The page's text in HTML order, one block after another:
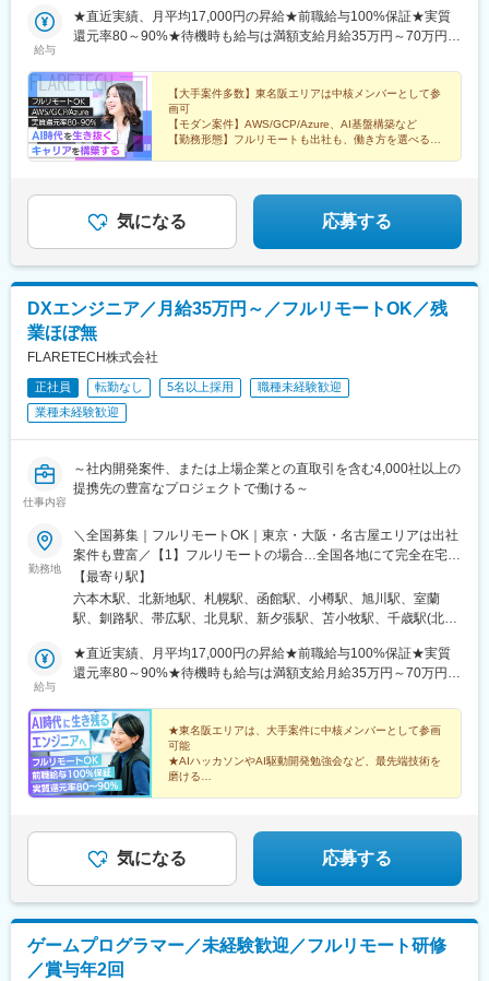
田駅(地下鉄)、茨木駅、京都駅、宇治駅(奈良線)、亀岡駅、奈良
駅、天理駅、和歌山駅、姫路駅、西宮駅(ＪＲ線)、尼崎駅(東海道
本線)、明石駅、神戸駅(兵庫県)、宝塚駅、伊丹駅(阪急線)、芦屋駅
市駅、岡山駅、津山駅、広島駅、福山駅、呉駅、西条駅(広島県)、
尾道駅、下関駅、山口駅(山口県)、宇部駅、鳥取駅、米子駅、境港
駅、松江駅、出雲市駅、高知駅、古津賀駅、ＪＲ松山駅前駅、今
治駅、宇和島駅、高松駅(香川県)、丸亀駅、徳島駅、阿南駅、鳴門
駅、久留米駅、小倉駅(福岡県)、大牟田駅、筑紫駅、天神駅、大分
鹿児島駅、熊本駅、佐賀駅、長崎駅(長崎県)、佐世保駅、那覇空港
駅(鉄道)、秋葉原駅、高田馬場駅、綾瀬駅、豊田駅、溝の口駅、な
んば駅(地下鉄)、心斎橋駅、天王寺駅、金山駅(愛知県)、伏見駅(愛
知県)、博多駅、中洲川端駅、山科駅、久喜駅、本八幡駅(総武
線)、大宮駅(埼玉県)、下北駅、西梅田駅、さっぽろ駅、函館駅前
駅、津軽五所川原駅、田茂山駅、あおば通駅、曽根田駅、鷹巣
駅、工機前駅、佐貫駅、宇都宮駅東口駅、今市駅、中央前橋駅、
西桐生駅、北朝霞駅、池ノ上駅、蓮沼駅、西葛西駅、牛田駅(東京
都)、板橋区役所前駅、京王八王子駅、北品川駅、赤羽岩淵駅、新
宿駅(東京メトロ)、東池袋駅、不動前駅、住吉駅(東京都)、布田
駅、稲荷町駅(東京都)、立川北駅、三越前駅、二重橋前駅、桜街道
駅、京成船橋駅、京成千葉駅、北習志野駅、野田市駅、京成成田
駅、仲ノ町駅、逸見駅、新高島駅、京急川崎駅、北茅ケ崎駅、和
田塚駅、入谷駅(神奈川県)、逗子・葉山駅、西松本駅、岩村田駅、
南豊科駅、上大月駅、志貴野中学校前駅、新魚津駅、北鉄金沢
駅、福井駅、新浜松駅、新静岡駅、新豊橋駅、近鉄名古屋駅、尾
駅、大阪梅田駅(阪急線)、九条駅(京都府)、田中口駅、山陽姫路
駅、西宮駅、山陽明石駅、ハーバーランド駅、宝塚南口駅、新伊
丹駅、芦屋川駅、上栄町駅、新八日市駅、倉敷駅、岡山駅前駅、
電鉄出雲市駅、高知駅前駅、宮田町駅、高松築港駅、眉山ロープ
ウェイ山麓駅、西鉄福岡駅、鹿児島駅前駅、熊本駅前駅、長崎駅
高津駅(神奈川県)、大阪難波駅、四ツ橋駅、大阪阿部野橋駅、東別
院駅、丸の内駅(愛知県)、祇園駅(福岡県)、櫛田神社前駅、京阪山
通駅、東宿郷駅、東北沢駅、京成関屋駅、新宿三丁目駅、都電雑
司ケ谷駅、京成上野駅、立川南駅、茅場町駅、京橋駅(東京都)、東
海神駅、栄町駅(千葉県)、汐入駅、高島町駅、電鉄富山駅、広小路
駅(富山県)、七ツ屋駅、新福井駅、第一通り駅、日吉町駅、駅前
駅、名鉄名古屋駅、河内永和駅、大阪梅田駅(阪神線)、東寺駅、阪
駅、猿猴橋町駅、高知橋駅、大手町駅(愛媛県)、天神南駅、桜島桟
橋通駅、二本木口駅、五島町駅、中佐世保駅、末広町駅(東京都)、
下落合駅、武蔵溝ノ口駅、なんば駅(南海線)、長堀橋駅、天王寺駅
75.6%の社員がリモートにて勤務中！＜リモートワーク率＞フル
リモート64.0%、リモート×出社11.6%、フル出社24.4%――希望
県に社員が在籍。特に東京・大阪・名古屋エリアでは出社ベース
の上流案件が豊富で大手クライアント先の中核メンバーとして参
画するチャンスも！クライアントと直接やりとりしながら要件定
義や設計から携わるため上流工程やPM/PLを目指す方には出社ベ
ースの案件が近道です。【本社】東京都港区西麻布3丁目21-20 霞
第2ビル12-12
上駅、宮古駅、盛駅、久慈駅、仙台駅、石巻駅、杜せきのした
駅、新田駅(宮城県)、多賀城駅、気仙沼駅、いわき駅、郡山駅(福
駅、秋田駅、横手駅、能代駅、湯沢駅、大久保駅(秋田県)、鷹ノ巣
駅、山形駅、鶴岡駅、酒田駅、米沢駅、天童駅、さくらんぼ東根
駅、寒河江駅、新庄駅、水戸駅、つくば駅、日立駅、勝田駅、土
浦駅、古河駅、取手駅、下館駅、笹川駅、牛久駅、龍ケ崎市駅、
守谷駅、水海道駅、宇都宮駅、小山駅、栃木駅、足利駅、佐野
駅、前橋駅、太田駅(群馬県)、伊勢崎駅、桐生駅、館林駅、渋川
駅、川口駅、川越駅、所沢駅、越谷駅、草加駅、春日部駅、上尾
駅、熊谷駅、浦和駅、新座駅、狭山市駅、入間市駅、三郷駅(埼玉
洲駅、亀有駅、品川駅、町田駅、赤羽駅、新宿駅、中野駅(東京
都)、池袋駅、目黒駅、錦糸町駅、渋谷駅、調布駅、上野駅、小平
駅、立川駅、日本橋駅(東京都)、吉祥寺駅、多摩センター駅、青梅
水駅、東久留米駅、船橋駅、松戸駅、市川駅、柏駅、五井駅、千
葉駅、流山おおたかの森駅、八千代台駅、習志野駅、浦安駅(千葉
相模原駅、川崎駅、平塚駅、茅ケ崎駅、大和駅(神奈川県)、本厚木
駅、小田原駅、鎌倉駅、秦野駅、座間駅、伊勢原駅、逗子駅、三
科駅、中野松川駅、飯山駅、須坂駅、広丘駅、甲府駅、竜王駅、
石和温泉駅、富士山駅、山梨市駅、都留市駅、韮崎駅、大月駅、
富山駅、越中中川駅、砺波駅、黒部駅、魚津駅、滑川駅、金沢
駅、福井駅(福井県)、敦賀駅、浜松駅、静岡駅、富士駅、沼津駅、
磐田駅、藤枝駅、岡崎駅、豊橋駅、名古屋駅、刈谷市駅、名鉄一
宮駅、三河安城駅、岐阜駅、各務ケ原駅、多治見駅、可児駅、四
日市駅、津駅、名張駅、布施駅、豊中駅、吹田駅(東海道本線)、梅
田駅(地下鉄)、茨木駅、京都駅、宇治駅(奈良線)、亀岡駅、奈良
本線)、明石駅、神戸駅(兵庫県)、宝塚駅、伊丹駅(阪急線)、芦屋駅
(東海道本線)、大津駅、草津駅(滋賀県)、彦根駅、八日市駅、倉敷
市駅、岡山駅、津山駅、広島駅、福山駅、呉駅、西条駅(広島県)、
尾道駅、下関駅、山口駅(山口県)、宇部駅、鳥取駅、米子駅、境港
駅、松江駅、出雲市駅、高知駅、古津賀駅、ＪＲ松山駅前駅、今
駅、別府駅(大分県)、中津駅(大分県)、宮崎駅、延岡駅、都城駅、
鹿児島駅、熊本駅、佐賀駅、長崎駅(長崎県)、佐世保駅、那覇空港
駅(鉄道)、秋葉原駅、高田馬場駅、綾瀬駅、豊田駅、溝の口駅、な
んば駅(地下鉄)、心斎橋駅、天王寺駅、金山駅(愛知県)、伏見駅(愛
知県)、博多駅、中洲川端駅、山科駅、久喜駅、本八幡駅(総武
線)、大宮駅(埼玉県)、下北駅、西梅田駅、さっぽろ駅、函館駅前
駅、津軽五所川原駅、田茂山駅、あおば通駅、曽根田駅、鷹巣
給与
★直近実績、月平均17,000円の昇給★前職給与100%保証★実質
還元率80～90%★待機時も給与は満額支給月給35万円～70万円＋
験・能力等を考慮の上で決定します。※上記金額には、みなし残業
手当（50時間分・104,000円～212,000円）を含みます。超過分は
別途追加支給します。┗残業時間は月平均10時間、多い時でも20
時間程度と安定しております★単価連動型の給与体系ではないた
め、万が一待機になってもその間の給与は満額支給しています。
ア：月給274,000円→月給362,000円・20代/iOSエンジニア：月給
237,000円→月給287,000円・20代/Androidエンジニア：月給
316,000円→月給374,000円・30代/Javaエンジニア（上流）：月
給340,000円→月給418,000円・30代/インフラエンジニア（AWS
設計構築）：月給380,000円→月給440,000円
【大手案件多数】東名阪エリアは中核メンバーとして参
画可
【モダン案件】AWS/GCP/Azure、AI基盤構築など
【勤務形態】フルリモートも出社も、働き方を選べる
気になる 応募する
DXエンジニア／月給35万円～／フルリモートOK／残
業ほぼ無
FLARETECH株式会社
正社員 転勤なし 5名以上採用
職種未経験歓迎
業種未経験歓迎
仕事内容
～社内開発案件、または上場企業との直取引を含む4,000社以上の
提携先の豊富なプロジェクトで働ける～
勤務地
＼全国募集｜フルリモートOK｜東京・大阪・名古屋エリアは出社
案件も豊富／【1】フルリモートの場合…全国各地にて完全在宅勤
務が可能！強制的な出社日もありません。【2】出社の場合…本
社、大阪支店、もしくは東京・大阪・名古屋エリアの各プロジェ
クト先※転居を伴う転勤はなし※プロジェクトは希望や適性を考慮
75.6%の社員がリモートワークにて勤務中！＜リモートワーク率
＞フルリモート64.0%、リモート×出社11.6%、フル出社
で全国47都道府県に社員が在籍。特に東京・大阪・名古屋エリア
では出社ベースの上流案件が豊富で、大手クライアント先のDX推
進の中核メンバーとして参画するチャンスも！クライアントと直
接やりとりしながら要件定義や設計から携わるため、上流工程や
PM/PLを目指す方には出社ベースの案件が近道です。【本社】東
阪市北区梅田1丁目2-2 大阪駅前第2ビル12-12
【最寄り駅】
六本木駅、北新地駅、札幌駅、函館駅、小樽駅、旭川駅、室蘭
駅、釧路駅、帯広駅、北見駅、新夕張駅、苫小牧駅、千歳駅(北海
上駅、宮古駅、盛駅、久慈駅、仙台駅、石巻駅、杜せきのした
駅、新田駅(宮城県)、多賀城駅、気仙沼駅、いわき駅、郡山駅(福
駅、秋田駅、横手駅、能代駅、湯沢駅、大久保駅(秋田県)、鷹ノ巣
駅、山形駅、鶴岡駅、酒田駅、米沢駅、天童駅、さくらんぼ東根
駅、寒河江駅、新庄駅、水戸駅、つくば駅、日立駅、勝田駅、土
浦駅、古河駅、取手駅、下館駅、笹川駅、牛久駅、龍ケ崎市駅、
守谷駅、水海道駅、宇都宮駅、小山駅、栃木駅、足利駅、佐野
駅、前橋駅、太田駅(群馬県)、伊勢崎駅、桐生駅、館林駅、渋川
駅、川口駅、川越駅、所沢駅、越谷駅、草加駅、春日部駅、上尾
駅、熊谷駅、浦和駅、新座駅、狭山市駅、入間市駅、三郷駅(埼玉
田駅、葛西駅、北千住駅、荻窪駅、大山駅(東京都)、八王子駅、豊
洲駅、亀有駅、品川駅、町田駅、赤羽駅、新宿駅、中野駅(東京
都)、池袋駅、目黒駅、錦糸町駅、渋谷駅、調布駅、上野駅、小平
給与
★直近実績、月平均17,000円の昇給★前職給与100%保証★実質
還元率80～90%★待機時も給与は満額支給月給35万円～70万円＋
験・能力等を考慮の上で決定します。※上記金額には、みなし残業
手当（50時間分・104,000円～212,000円）を含みます。超過分は
別途追加支給します。┗残業時間は月平均10時間、多い時でも20
時間程度と安定しております★単価連動型の給与体系ではないた
め、万が一待機になってもその間の給与は満額支給しています。
ア：月給274,000円→月給362,000円（＋88,000円/月）・20
代/iOSエンジニア：月給237,000円→月給287,000円（＋50,000
円/月）・20代/Androidエンジニア：月給316,000円→月給
374,000円（＋58,000円/月）・30代/PMO：月給340,000円→月給
418,000円（＋78,000円/月）
★東名阪エリアは、大手案件に中核メンバーとして参画
可能
★AIハッカソンやAI駆動開発勉強会など、最先端技術を
磨ける
気になる 応募する
ゲームプログラマー／未経験歓迎／フルリモート研修
／賞与年2回